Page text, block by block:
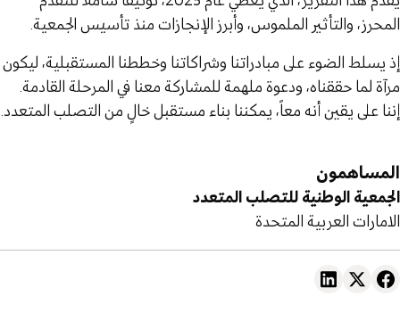
المساهمون
الجمعية الوطنية للتصلب المتعدد
الامارات العربية المتحدة
المحرز، والتأثير الملموس، وأبرز الإنجازات منذ تأسيس الجمعية.
إذ يسلط الضوء على مبادراتنا وشراكاتنا وخططنا المستقبلية، ليكون
مرآة لما حققناه، ودعوة ملهمة للمشاركة معنا في المرحلة القادمة.
إننا على يقين أنه معاً، يمكننا بناء مستقبل خالٍ من التصلب المتعدد.